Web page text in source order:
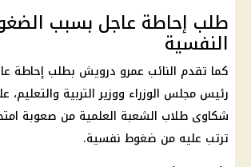
طلب إحاطة عاجل بسبب
النفسية
كما تقدم النائب عمرو درويش بطلب إحاطة
رئيس مجلس الوزراء ووزيرالتربية والتعليم،
شكاوى طلاب الشعبة العلمية من صعوبة
ترتب عليه من ضغوط نفسية.